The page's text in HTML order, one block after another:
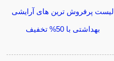
لیست پرفروش ترین های آرایشی
بهداشتی با 50% تخفیف